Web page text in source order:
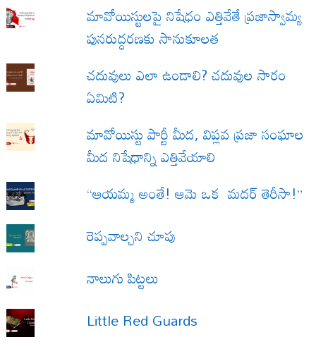
మావోయిస్టులపై నిషేధం ఎత్తివేతే ప్రజాస్వామ్య
పునరుద్ధరణకు సానుకూలత
చదువులు ఎలా ఉండాలి? చదువుల సారం
ఏమిటి?
మావోయిస్టు పార్టీ మీద, విప్లవ ప్రజా సంఘాల
మీద నిషేధాన్ని ఎత్తివేయాలి
“ఆయమ్మ అంతే! ఆమె ఒక మదర్ తెరీసా!”
రెప్పవాల్చని చూపు
నాలుగు పిట్టలు
Little Red Guards